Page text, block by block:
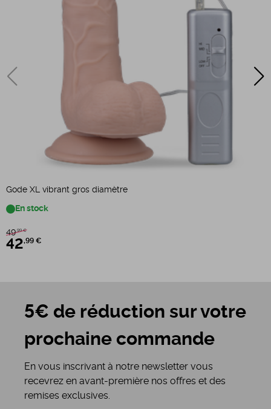
Gode XL vibrant gros diamètre
En stock
49,99 €
42,99 €
5€ de réduction sur votre
prochaine commande
En vous inscrivant à notre newsletter vous
recevrez en avant-première nos offres et des
remises exclusives.